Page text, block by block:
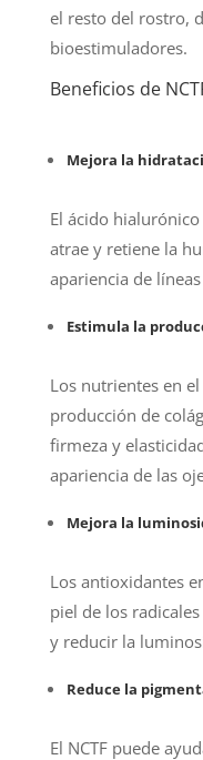
el resto del rostro,
bioestimuladores.
Beneficios de
Mejora la
El ácido
atrae y retiene la
apariencia de
Estimula la
Los nutrientes en
producción de
firmeza y
apariencia de las
Mejora la
Los antioxidantes
piel de los
y reducir la
Reduce la
El NCTF puede